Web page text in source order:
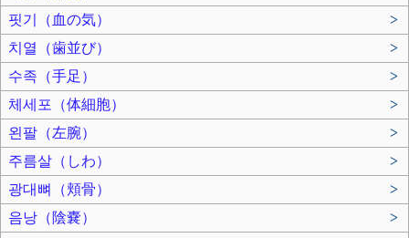
핏기（血の気）
>
치열（歯並び）
>
수족（手足）
>
체세포（体細胞）
>
왼팔（左腕）
>
주름살（しわ）
>
광대뼈（頬骨）
>
음낭（陰嚢）
>